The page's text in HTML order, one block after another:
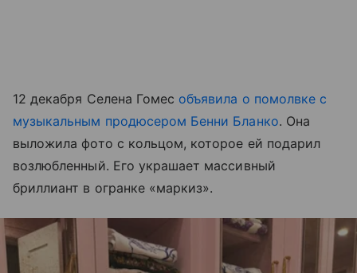
12 декабря Селена Гомес объявила о помолвке с
музыкальным продюсером Бенни Бланко. Она
выложила фото с кольцом, которое ей подарил
возлюбленный. Его украшает массивный
бриллиант в огранке «маркиз».